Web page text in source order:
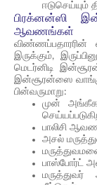
ஈடுசெய்யும்
பிரக்னன்ஸி
ஆவணங்கள்
இருக்கும்,
மெடர்னிடி
இன்சூரன்ஸை
பின்வருமாறு:
முன்
பாலிசி
அசல்
பாஸ்போர்ட்